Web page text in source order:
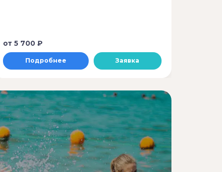
от 5 700 ₽
Подробнее Заявка